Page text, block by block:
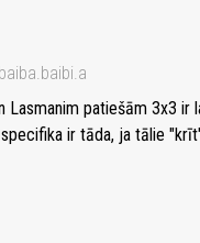
Lasmanim patiešām 3x3 ir
ir tāda, ja tālie